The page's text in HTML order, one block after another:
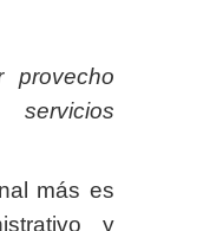
provecho
más es
y